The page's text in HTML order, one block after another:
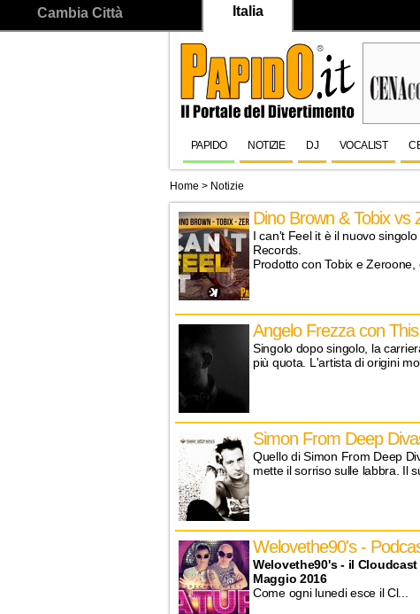
Cambia Città Italia
PAPIDO NOTIZIE DJ VOCALIST
Home > Notizie
Dino Brown & Tobix vs
I can't Feel it è il nuovo
Records.
Prodotto con Tobix e Zeroone,
Angelo Frezza con
Singolo dopo singolo, la
più quota. L'artista di origini
Simon From Deep
Quello di Simon From Deep
mette il sorriso sulle labbra. Il
Welovethe90's -
Welovethe90's - il
Maggio 2016
Come ogni lunedi esce il Cl...